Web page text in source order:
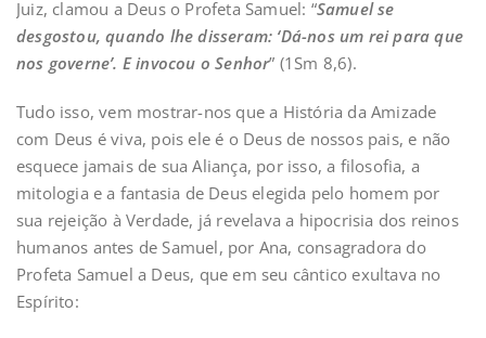
Juiz, clamou a Deus o Profeta Samuel: “Samuel se
desgostou, quando lhe disseram: ‘Dá-nos um rei para que
nos governe’. E invocou o Senhor” (1Sm 8,6).
Tudo isso, vem mostrar-nos que a História da Amizade
com Deus é viva, pois ele é o Deus de nossos pais, e não
esquece jamais de sua Aliança, por isso, a filosofia, a
mitologia e a fantasia de Deus elegida pelo homem por
sua rejeição à Verdade, já revelava a hipocrisia dos reinos
humanos antes de Samuel, por Ana, consagradora do
Profeta Samuel a Deus, que em seu cântico exultava no
Espírito: